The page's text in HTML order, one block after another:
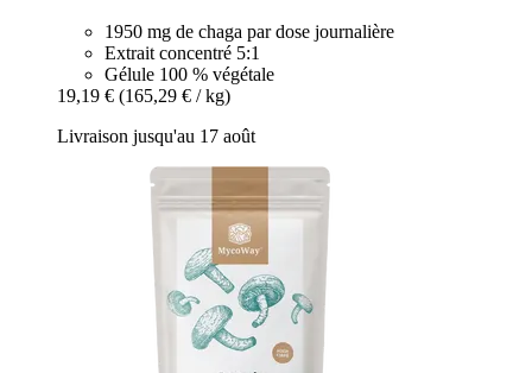
1950 mg de chaga par dose journalière
Extrait concentré 5:1
Gélule 100 % végétale
19,19 € (165,29 € / kg)
Livraison jusqu'au 17 août